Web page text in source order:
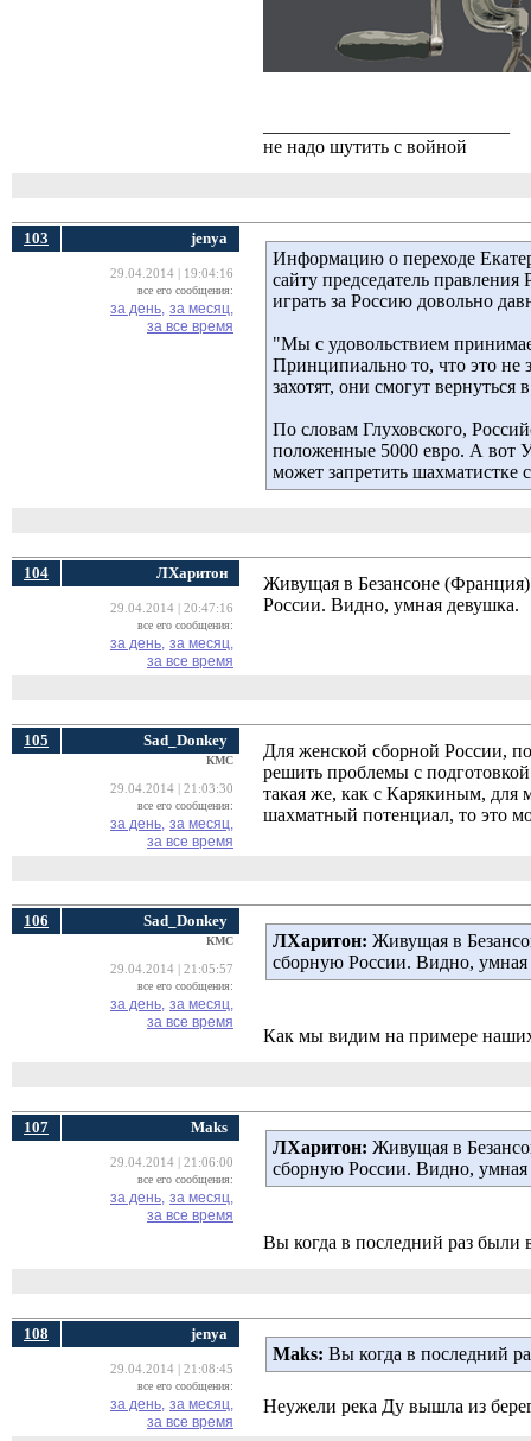
не надо шутить с войной
103 jenya
29.04.2014 | 19:04:16
все его сообщения:
за день, за месяц,
за все время
Информацию о переходе
сайту председатель
играть за Россию довольно
"Мы с удовольствием
Принципиально то, что это не
захотят, они смогут
По словам Глуховского,
положенные 5000 евро. А вот
может запретить шахматистке
104 ЛХаритон
29.04.2014 | 20:47:16
все его сообщения:
за день, за месяц,
за все время
Живущая в Безансоне (Франция)
России. Видно, умная девушка.
105 Sad_Donkey
КМС
29.04.2014 | 21:03:30
все его сообщения:
за день, за месяц,
за все время
Для женской сборной России,
решить проблемы с
такая же, как с Карякиным,
шахматный потенциал, то это
106 Sad_Donkey
КМС
29.04.2014 | 21:05:57
все его сообщения:
за день, за месяц,
за все время
ЛХаритон: Живущая в
сборную России. Видно, умная
Как мы видим на примере наших
107 Maks
29.04.2014 | 21:06:00
все его сообщения:
за день, за месяц,
за все время
ЛХаритон: Живущая в
сборную России. Видно, умная
Вы когда в последний раз были
108 jenya
29.04.2014 | 21:08:45
все его сообщения:
за день, за месяц,
за все время
Maks: Вы когда в последний
Неужели река Ду вышла из